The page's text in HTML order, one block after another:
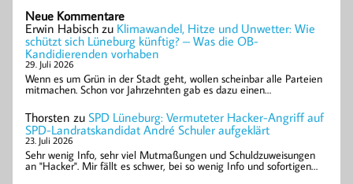
Neue Kommentare
Erwin Habisch zu Klimawandel, Hitze und Unwetter: Wie
schützt sich Lüneburg künftig? – Was die OB-
Kandidierenden vorhaben
29. Juli 2026
Wenn es um Grün in der Stadt geht, wollen scheinbar alle Parteien
mitmachen. Schon vor Jahrzehnten gab es dazu einen…
Thorsten zu SPD Lüneburg: Vermuteter Hacker-Angriff auf
SPD-Landratskandidat André Schuler aufgeklärt
23. Juli 2026
Sehr wenig Info, sehr viel Mutmaßungen und Schuldzuweisungen
an "Hacker". Mir fällt es schwer, bei so wenig Info und sofortigen…